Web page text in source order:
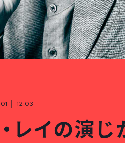
│ 12:03
レイの演じ